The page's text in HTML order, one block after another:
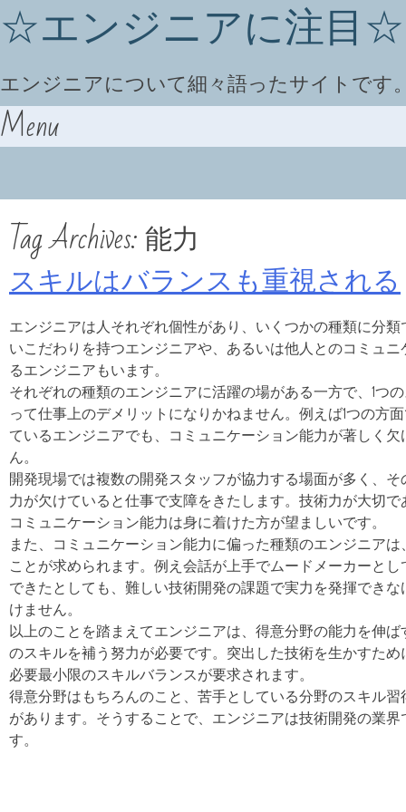
☆エンジニアに注目☆
エンジニアについて細々語ったサイトです
Menu
Tag Archives: 能力
スキルはバランスも重視される
エンジニアは人それぞれ個性があり、いくつかの種類に分
いこだわりを持つエンジニアや、あるいは他人とのコミュ
るエンジニアもいます。
それぞれの種類のエンジニアに活躍の場がある一方で、1つ
って仕事上のデメリットになりかねません。例えば1つの方
ているエンジニアでも、コミュニケーション能力が著しく
ん。
開発現場では複数の開発スタッフが協力する場面が多く、
力が欠けていると仕事で支障をきたします。技術力が大切
コミュニケーション能力は身に着けた方が望ましいです。
また、コミュニケーション能力に偏った種類のエンジニア
ことが求められます。例え会話が上手でムードメーカーと
できたとしても、難しい技術開発の課題で実力を発揮でき
けません。
以上のことを踏まえてエンジニアは、得意分野の能力を伸
のスキルを補う努力が必要です。突出した技術を生かすた
必要最小限のスキルバランスが要求されます。
得意分野はもちろんのこと、苦手としている分野のスキル
があります。そうすることで、エンジニアは技術開発の業
す。